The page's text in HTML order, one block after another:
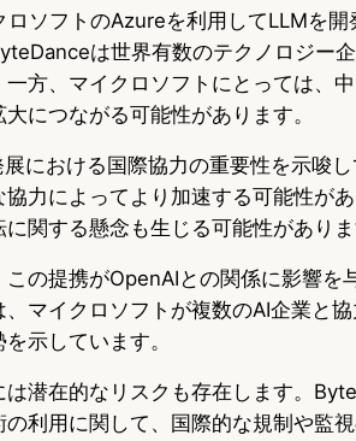
ソフトのAzureを利用してLLMを
は世界有数のテクノロジー
方、マイクロソフトにとっては、
につながる可能性があります。
における国際協力の重要性を示唆
力によってより加速する可能性が
関する懸念も生じる可能性がありま
の提携がOpenAIとの関係に影響を
マイクロソフトが複数のAI企業と
示しています。
潜在的なリスクも存在します。
利用に関して、国際的な規制や監